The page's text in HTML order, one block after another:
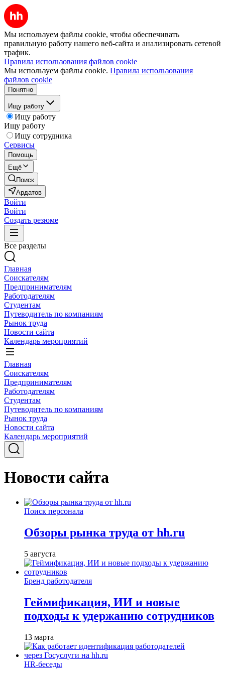
Мы используем файлы cookie, чтобы обеспечивать
правильную работу нашего веб-сайта и анализировать сетевой
трафик.
Правила использования файлов cookie
Мы используем файлы cookie. Правила использования
файлов cookie
Понятно
Ищу работу
Ищу работу
Ищу работу
Ищу сотрудника
Сервисы
Помощь
Ещё
Поиск
Ардатов
Войти
Войти
Создать резюме
Все разделы
Главная
Соискателям
Предпринимателям
Работодателям
Студентам
Путеводитель по компаниям
Рынок труда
Новости сайта
Календарь мероприятий
Главная
Соискателям
Предпринимателям
Работодателям
Студентам
Путеводитель по компаниям
Рынок труда
Новости сайта
Календарь мероприятий
Новости сайта
Поиск персонала
Обзоры рынка труда от hh.ru
5 августа
Бренд работодателя
Геймификация, ИИ и новые
подходы к удержанию сотрудников
13 марта
HR-беседы